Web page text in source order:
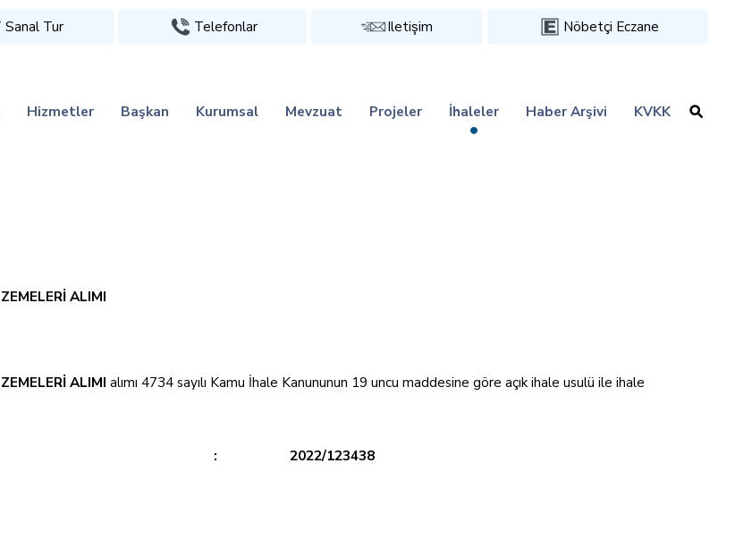
Sanal Tur Telefonlar Iletişim Nöbetçi Eczane
Hizmetler Başkan Kurumsal Mevzuat Projeler İhaleler Haber Arşivi KVKK
ALIMI
ALIMI alımı 4734 sayılı Kamu İhale Kanununun 19 uncu maddesine göre açık ihale usulü ile ihale
: 2022/123438